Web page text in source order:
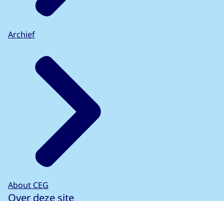
Archief
About CEG
Over deze site